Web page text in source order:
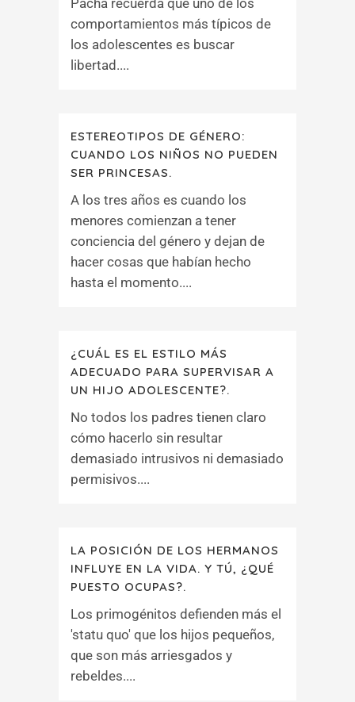
Pacha recuerda que uno de los
comportamientos más típicos de
los adolescentes es buscar
libertad....
ESTEREOTIPOS DE GÉNERO:
CUANDO LOS NIÑOS NO PUEDEN
SER PRINCESAS.
A los tres años es cuando los
menores comienzan a tener
conciencia del género y dejan de
hacer cosas que habían hecho
hasta el momento....
¿CUÁL ES EL ESTILO MÁS
ADECUADO PARA SUPERVISAR A
UN HIJO ADOLESCENTE?.
No todos los padres tienen claro
cómo hacerlo sin resultar
demasiado intrusivos ni demasiado
permisivos....
LA POSICIÓN DE LOS HERMANOS
INFLUYE EN LA VIDA. Y TÚ, ¿QUÉ
PUESTO OCUPAS?.
Los primogénitos defienden más el
'statu quo' que los hijos pequeños,
que son más arriesgados y
rebeldes....